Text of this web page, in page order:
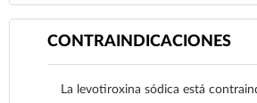
CONTRAINDICACIONES
La levotiroxina sódica está